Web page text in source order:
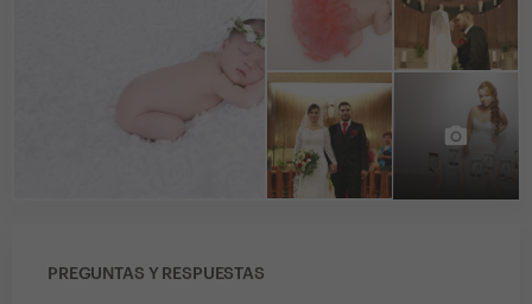
PREGUNTAS Y RESPUESTAS